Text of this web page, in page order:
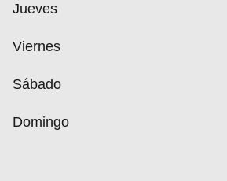
Jueves
Viernes
Sábado
Domingo